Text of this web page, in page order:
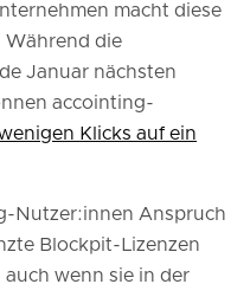
macht diese
Während die
Januar nächsten
accointing-
Klicks auf ein
Nutzer:innen Anspruch
Blockpit-Lizenzen
wenn sie in der